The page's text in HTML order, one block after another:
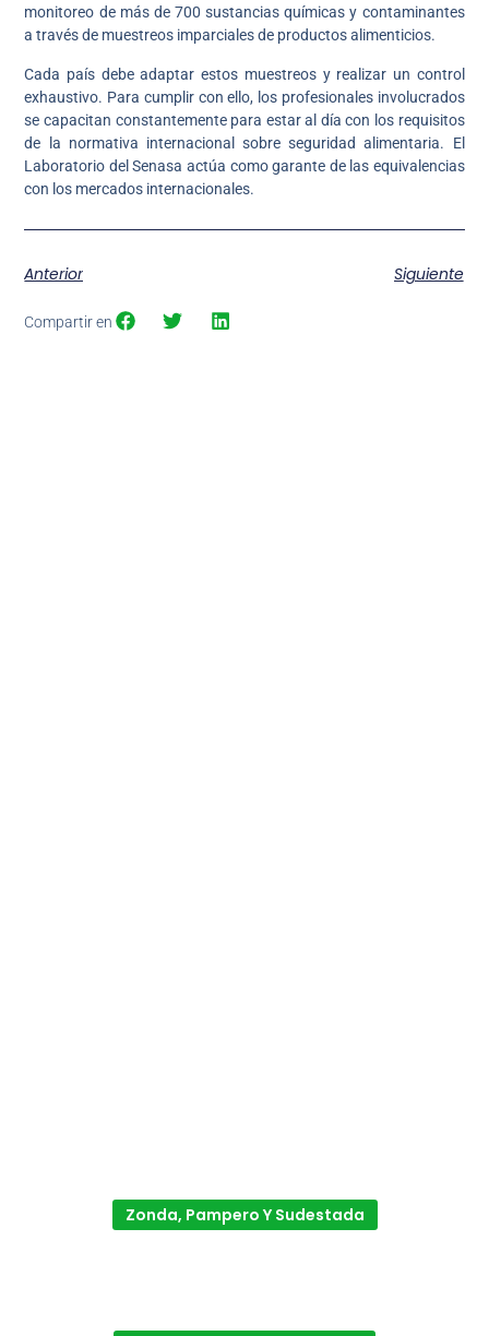
monitoreo de más de 700 sustancias químicas y contaminantes
a través de muestreos imparciales de productos alimenticios.
Cada país debe adaptar estos muestreos y realizar un control
exhaustivo. Para cumplir con ello, los profesionales involucrados
se capacitan constantemente para estar al día con los requisitos
de la normativa internacional sobre seguridad alimentaria. El
Laboratorio del Senasa actúa como garante de las equivalencias
con los mercados internacionales.
Anterior Siguiente
Compartir en
Zonda, Pampero Y Sudestada